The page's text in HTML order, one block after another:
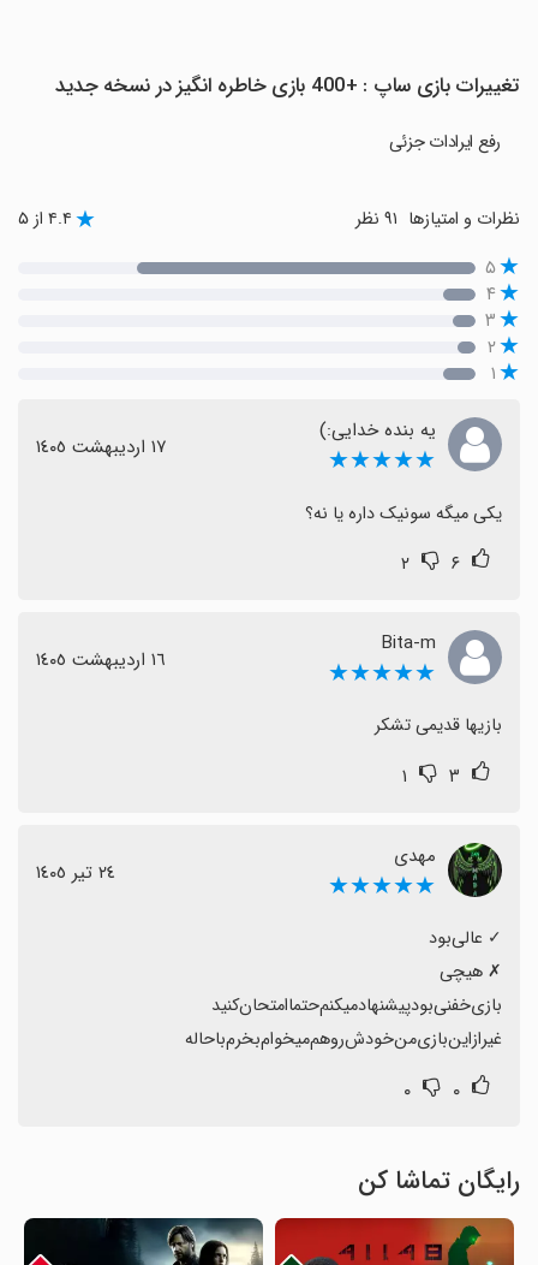
تغییرات بازی ساپ : +400 بازی خاطره انگیز در نسخه جدید
رفع ایرادات جزئی
نظرات و امتیازها ۴.۴ از ۵
۵
۴
۳
۲
۱
یه بنده خدایی:)
★★★★★ ١٧ اردیبهشت ١٤٠٥
یکی میگه سونیک داره یا نه؟
۶ ۲
Bita-m
★★★★★ ١٦ اردیبهشت ١٤٠٥
بازیها قدیمی تشکر
۳ ۱
مهدی
★★★★★ ٢٤ تیر ١٤٠٥
غیر‌از‌این‌بازی‌من‌خودش‌رو‌هم‌میخوام‌بخرم‌با‌حاله
۰ ۰
رایگان تماشا کن